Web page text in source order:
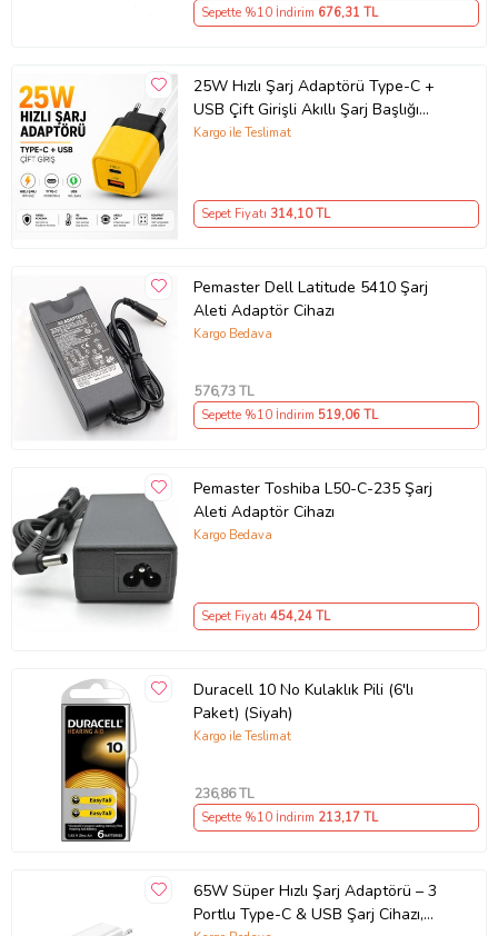
Sepette %10 İndirim 676,31 TL
25W Hızlı Şarj Adaptörü Type-C +
USB Çift Girişli Akıllı Şarj Başlığı
Kompakt Tasarım
Kargo ile Teslimat
Sepet Fiyatı 314,10 TL
Pemaster Dell Latitude 5410 Şarj
Aleti Adaptör Cihazı
Kargo Bedava
576,73 TL
Sepette %10 İndirim 519,06 TL
Pemaster Toshiba L50-C-235 Şarj
Aleti Adaptör Cihazı
Kargo Bedava
Sepet Fiyatı 454,24 TL
Duracell 10 No Kulaklık Pili (6'lı
Paket) (Siyah)
Kargo ile Teslimat
236,86 TL
Sepette %10 İndirim 213,17 TL
65W Süper Hızlı Şarj Adaptörü – 3
Portlu Type-C & USB Şarj Cihazı,